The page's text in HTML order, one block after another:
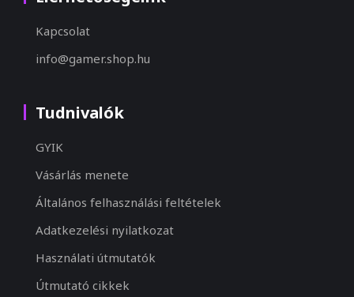
Kapcsolat
info@gamer.shop.hu
Tudnivalók
GYIK
Vásárlás menete
Általános felhasználási feltételek
Adatkezelési nyilatkozat
Használati útmutatók
Útmutató cikkek